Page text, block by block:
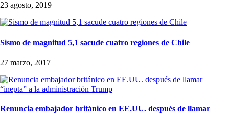
23 agosto, 2019
Sismo de magnitud 5,1 sacude cuatro regiones de Chile
27 marzo, 2017
Renuncia embajador británico en EE.UU. después de llamar